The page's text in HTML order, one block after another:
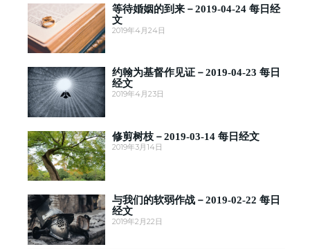
等待婚姻的到来－2019-04-24 每日经
文
2019年4月24日
约翰为基督作见证－2019-04-23 每日
经文
2019年4月23日
修剪树枝－2019-03-14 每日经文
2019年3月14日
与我们的软弱作战－2019-02-22 每日
经文
2019年2月22日